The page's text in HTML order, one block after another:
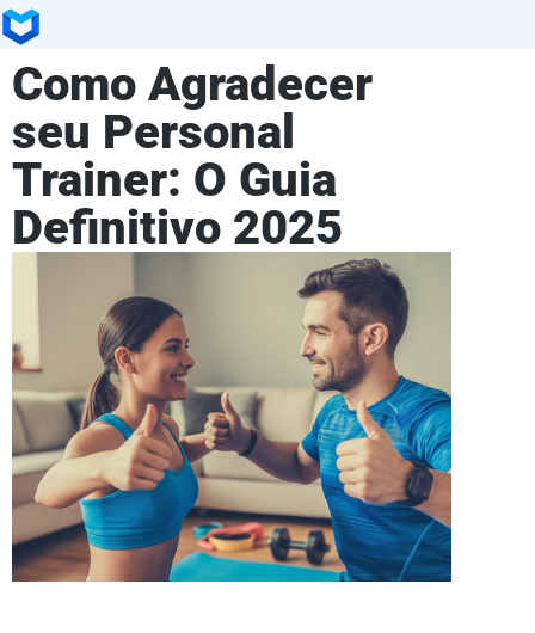
Como Agradecer
seu Personal
Trainer: O Guia
Definitivo 2025